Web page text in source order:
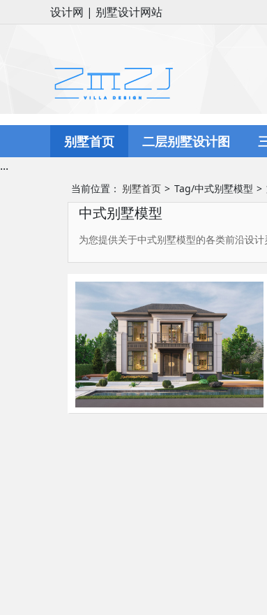
设计网 | 别墅设计网站
别墅首页 二层别墅设计图
...
当前位置： 别墅首页 Tag/中式别墅模型
中式别墅模型
为您提供关于中式别墅模型的各类前沿设